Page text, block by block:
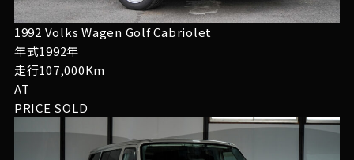
1992 Volks Wagen Golf Cabriolet
年式1992年
走行107,000Km
AT
PRICE SOLD